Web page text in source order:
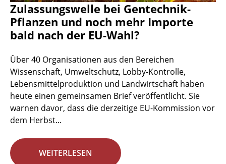
Zulassungswelle bei Gentechnik-
Pflanzen und noch mehr Importe
bald nach der EU-Wahl?
Über 40 Organisationen aus den Bereichen
Wissenschaft, Umweltschutz, Lobby-Kontrolle,
Lebensmittelproduktion und Landwirtschaft haben
heute einen gemeinsamen Brief veröffentlicht. Sie
warnen davor, dass die derzeitige EU-Kommission vor
dem Herbst...
WEITERLESEN